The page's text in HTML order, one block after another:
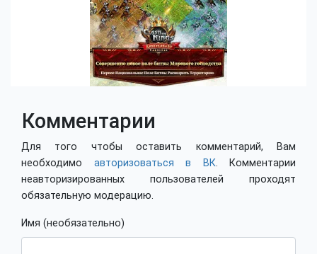
Комментарии
Для того чтобы оставить комментарий, Вам
необходимо авторизоваться в ВК. Комментарии
неавторизированных пользователей проходят
обязательную модерацию.
Имя (необязательно)